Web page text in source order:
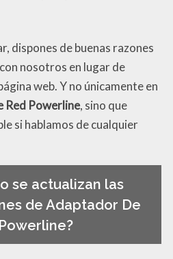
dispones de buenas razones
nosotros en lugar de
web. Y no únicamente en
Red Powerline, sino que
si hablamos de cualquier
se actualizan las
de Adaptador De